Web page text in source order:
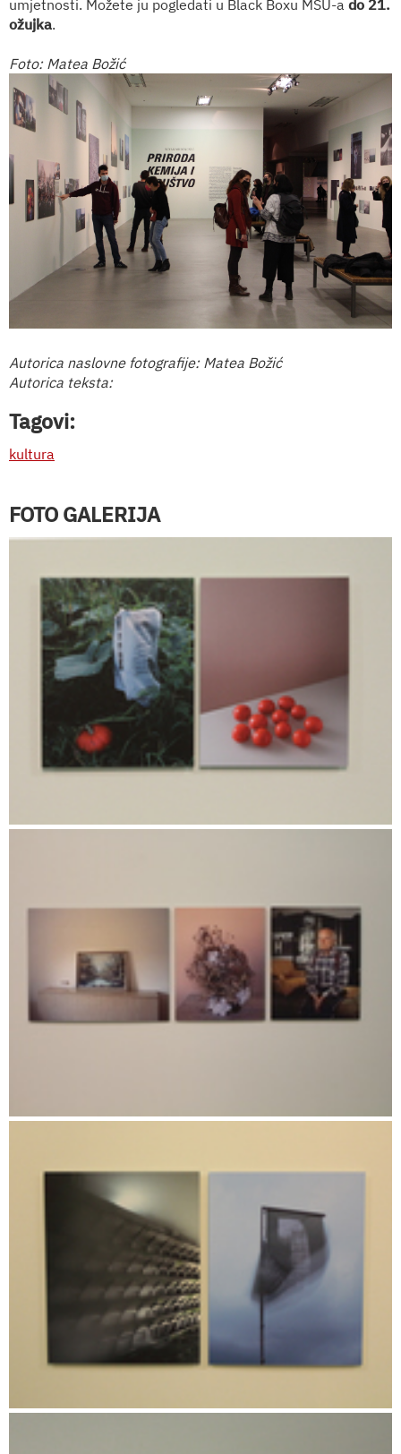
umjetnosti. Možete ju pogledati u Black Boxu MSU-a do 21.
ožujka.
Foto: Matea Božić
Autorica naslovne fotografije: Matea Božić
Autorica teksta:
Tagovi:
kultura
FOTO GALERIJA